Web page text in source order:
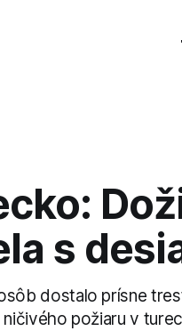
s
dostalo prísne
požiaru v